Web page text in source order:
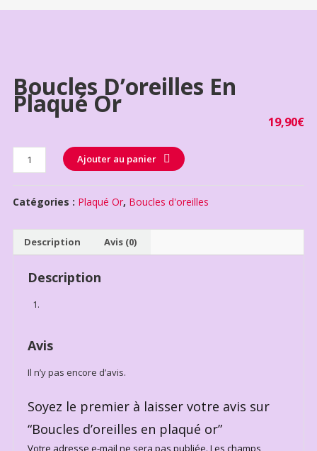
Boucles D’oreilles En
Plaqué Or
19,90€
Quantité Ajouter au panier
Catégories : Plaqué Or, Boucles d'oreilles
Description Avis (0)
Description
Avis
Il n’y pas encore d’avis.
Soyez le premier à laisser votre avis sur
“Boucles d’oreilles en plaqué or”
Votre adresse e-mail ne sera pas publiée. Les champs